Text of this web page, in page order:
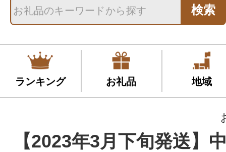
検索
ランキング お礼品 地域
【2023年3月下旬発送】